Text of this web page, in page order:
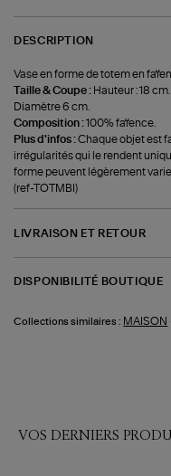
DESCRIPTION
Vase en forme de totem en
Taille & Coupe : Hauteur : 18 cm.
Diamètre 6 cm.
Composition :100% faïence.
Plus d'infos :Chaque objet est
irrégularités qui le rendent
forme peuvent légèrement
(ref-TOTMBI)
LIVRAISON ET RETOUR
DISPONIBILITÉ BOUTIQUE
Collections similaires : MAISON
VOS DERNIERS